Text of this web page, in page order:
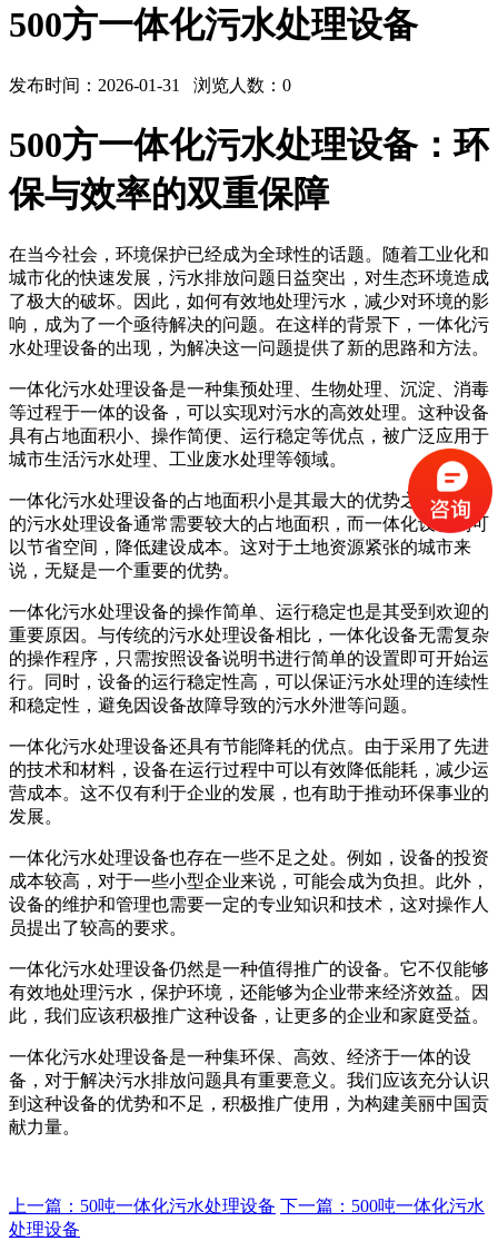
500方一体化污水处理设备
发布时间：2026-01-31 浏览人数： 0
500方一体化污水处理设备：环
保与效率的双重保障
在当今社会，环境保护已经成为全球性的话题。随着工业化和
城市化的快速发展，污水排放问题日益突出，对生态环境造成
了极大的破坏。因此，如何有效地处理污水，减少对环境的影
响，成为了一个亟待解决的问题。在这样的背景下，一体化污
水处理设备的出现，为解决这一问题提供了新的思路和方法。
一体化污水处理设备是一种集预处理、生物处理、沉淀、消毒
等过程于一体的设备，可以实现对污水的高效处理。这种设备
具有占地面积小、操作简便、运行稳定等优点，被广泛应用于
城市生活污水处理、工业废水处理等领域。
一体化污水处理设备的占地面积小是其最大的优势之一。传统
的污水处理设备通常需要较大的占地面积，而一体化设备则可
以节省空间，降低建设成本。这对于土地资源紧张的城市来
说，无疑是一个重要的优势。
一体化污水处理设备的操作简单、运行稳定也是其受到欢迎的
重要原因。与传统的污水处理设备相比，一体化设备无需复杂
的操作程序，只需按照设备说明书进行简单的设置即可开始运
行。同时，设备的运行稳定性高，可以保证污水处理的连续性
和稳定性，避免因设备故障导致的污水外泄等问题。
一体化污水处理设备还具有节能降耗的优点。由于采用了先进
的技术和材料，设备在运行过程中可以有效降低能耗，减少运
营成本。这不仅有利于企业的发展，也有助于推动环保事业的
发展。
一体化污水处理设备也存在一些不足之处。例如，设备的投资
成本较高，对于一些小型企业来说，可能会成为负担。此外，
设备的维护和管理也需要一定的专业知识和技术，这对操作人
员提出了较高的要求。
一体化污水处理设备仍然是一种值得推广的设备。它不仅能够
有效地处理污水，保护环境，还能够为企业带来经济效益。因
此，我们应该积极推广这种设备，让更多的企业和家庭受益。
一体化污水处理设备是一种集环保、高效、经济于一体的设
备，对于解决污水排放问题具有重要意义。我们应该充分认识
到这种设备的优势和不足，积极推广使用，为构建美丽中国贡
献力量。
上一篇：50吨一体化污水处理设备 下一篇：500吨一体化污水
处理设备